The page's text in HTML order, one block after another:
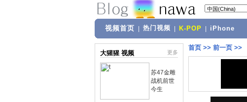
视频首页 热门视频 K-POP iPhone
大猩猩 视频 更多
苏47金雕
战机前世
今生
首页 >> 前一页 >>